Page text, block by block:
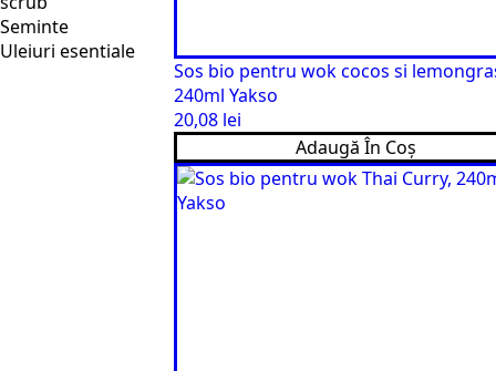
Seminte
Uleiuri esentiale
Sos bio pentru wok cocos si
240ml Yakso
20,08 lei
Adaugă În Coș